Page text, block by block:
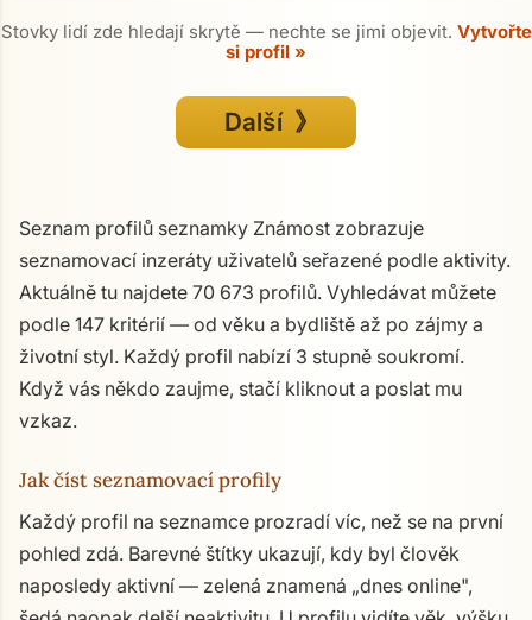
Stovky lidí zde hledají skrytě — nechte se jimi objevit. Vytvořte
si profil »
Další 》
Seznam profilů seznamky Známost zobrazuje
seznamovací inzeráty uživatelů seřazené podle aktivity.
Aktuálně tu najdete 70 673 profilů. Vyhledávat můžete
podle 147 kritérií — od věku a bydliště až po zájmy a
životní styl. Každý profil nabízí 3 stupně soukromí.
Když vás někdo zaujme, stačí kliknout a poslat mu
vzkaz.
Jak číst seznamovací profily
Každý profil na seznamce prozradí víc, než se na první
pohled zdá. Barevné štítky ukazují, kdy byl člověk
naposledy aktivní — zelená znamená „dnes online",